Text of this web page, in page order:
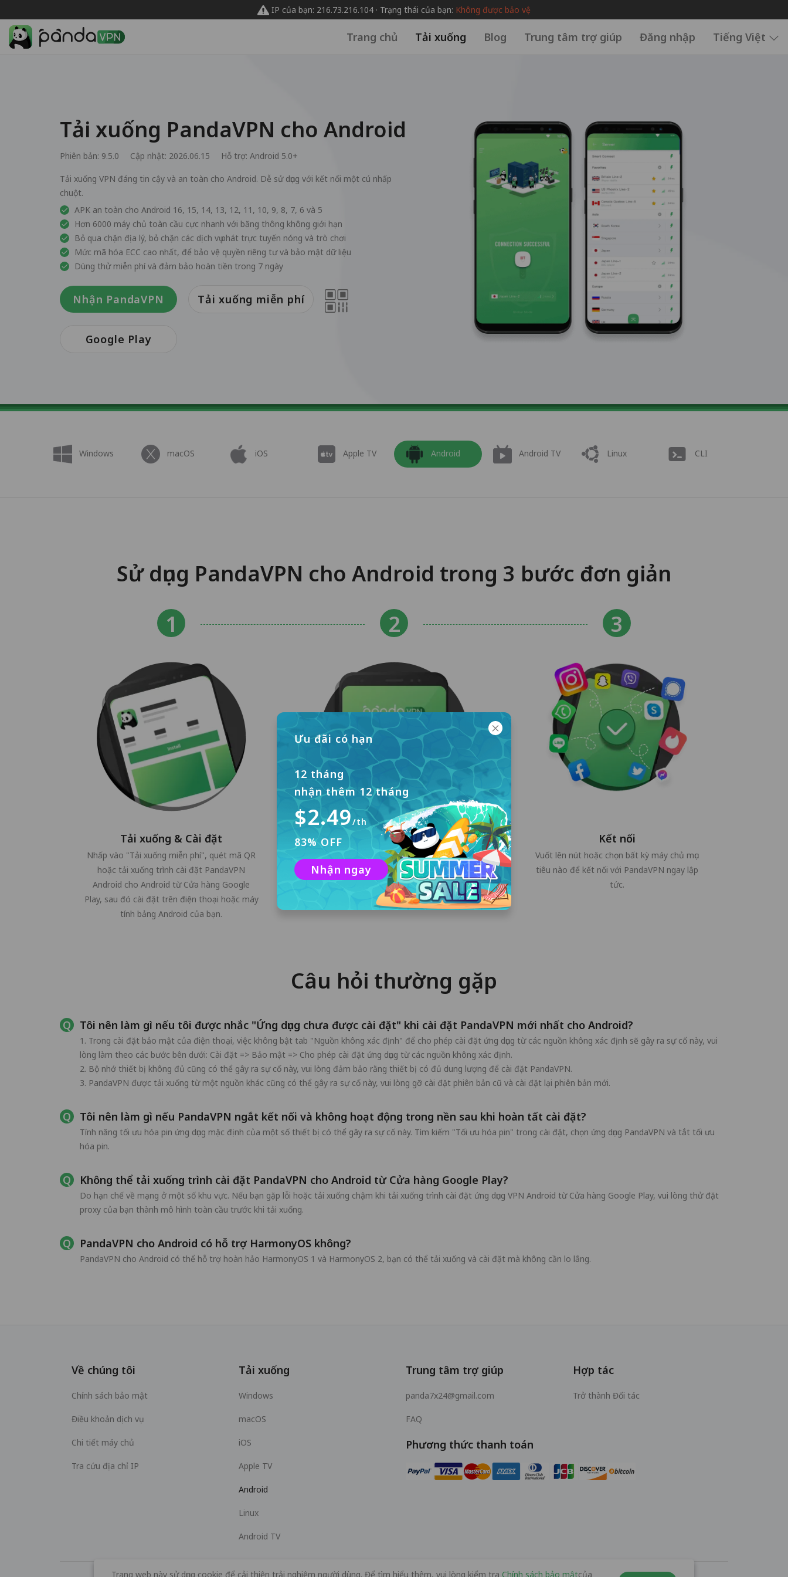
IP của bạn: 216.73.216.104 · Trạng thái của bạn: Không được bảo vệ
Trang chủ Tải xuống Blog Trung tâm trợ giúp Đăng nhập Tiếng Việt
Tải xuống PandaVPN cho Android
Phiên bản: 9.5.0 Cập nhật: 2026.06.15 Hỗ trợ: Android 5.0+
Tải xuống VPN đáng tin cậy và an toàn cho Android. Dễ sử dụng với kết nối một cú nhấp
chuột.
APK an toàn cho Android 16, 15, 14, 13, 12, 11, 10, 9, 8, 7, 6 và 5
Hơn 6000 máy chủ toàn cầu cực nhanh với băng thông không giới hạn
Bỏ qua chặn địa lý, bỏ chặn các dịch vụ phát trực tuyến nóng và trò chơi
Mức mã hóa ECC cao nhất, để bảo vệ quyền riêng tư và bảo mật dữ liệu
Dùng thử miễn phí và đảm bảo hoàn tiền trong 7 ngày
Nhận PandaVPN Tải xuống miễn phí
Google Play
Windows macOS iOS Apple TV Android Android TV Linux CLI
Sử dụng PandaVPN cho Android trong 3 bước đơn giản
Tải xuống & Cài đặt
Nhấp vào "Tải xuống miễn phí", quét mã QR
hoặc tải xuống trình cài đặt PandaVPN
Android cho Android từ Cửa hàng Google
Play, sau đó cài đặt trên điện thoại hoặc máy
tính bảng Android của bạn.
Đăng nhập
Không cần đăng ký. Bạn sẽ nhận được tài
khoản dùng thử miễn phí 3 ngày với đăng
nhập tự động nếu bạn cài đặt PandaVPN lần
đầu tiên.
Kết nối
Vuốt lên nút hoặc chọn bất kỳ máy chủ mục
tiêu nào để kết nối với PandaVPN ngay lập
tức.
Câu hỏi thường gặp
Tôi nên làm gì nếu tôi được nhắc "Ứng dụng chưa được cài đặt" khi cài đặt PandaVPN mới nhất cho Android?
1. Trong cài đặt bảo mật của điện thoại, việc không bật tab "Nguồn không xác định" để cho phép cài đặt ứng dụng từ các nguồn không xác định sẽ gây ra sự cố này, vui
lòng làm theo các bước bên dưới: Cài đặt => Bảo mật => Cho phép cài đặt ứng dụng từ các nguồn không xác định.
2. Bộ nhớ thiết bị không đủ cũng có thể gây ra sự cố này, vui lòng đảm bảo rằng thiết bị có đủ dung lượng để cài đặt PandaVPN.
3. PandaVPN được tải xuống từ một nguồn khác cũng có thể gây ra sự cố này, vui lòng gỡ cài đặt phiên bản cũ và cài đặt lại phiên bản mới.
Tôi nên làm gì nếu PandaVPN ngắt kết nối và không hoạt động trong nền sau khi hoàn tất cài đặt?
Tính năng tối ưu hóa pin ứng dụng mặc định của một số thiết bị có thể gây ra sự cố này. Tìm kiếm "Tối ưu hóa pin" trong cài đặt, chọn ứng dụng PandaVPN và tắt tối ưu
hóa pin.
Không thể tải xuống trình cài đặt PandaVPN cho Android từ Cửa hàng Google Play?
Do hạn chế về mạng ở một số khu vực. Nếu bạn gặp lỗi hoặc tải xuống chậm khi tải xuống trình cài đặt ứng dụng VPN Android từ Cửa hàng Google Play, vui lòng thử đặt
proxy của bạn thành mô hình toàn cầu trước khi tải xuống.
PandaVPN cho Android có hỗ trợ HarmonyOS không?
PandaVPN cho Android có thể hỗ trợ hoàn hảo HarmonyOS 1 và HarmonyOS 2, bạn có thể tải xuống và cài đặt mà không cần lo lắng.
Ưu đãi có hạn
12 tháng
nhận thêm 12 tháng
$2.49/th
83% OFF
Nhận ngay
Về chúng tôi
Chính sách bảo mật
Điều khoản dịch vụ
Chi tiết máy chủ
Tra cứu địa chỉ IP
Tải xuống
Windows
macOS
iOS
Apple TV
Android
Linux
Android TV
Trung tâm trợ giúp
panda7x24@gmail.com
FAQ
Hợp tác
Trở thành Đối tác
Phương thức thanh toán
Trang web này sử dụng cookie để cải thiện trải nghiệm người dùng. Để tìm hiểu thêm, vui lòng kiểm tra Chính sách bảo mậtcủa